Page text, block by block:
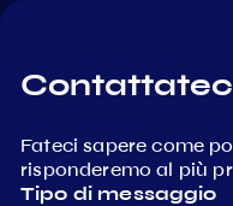
Fateci sapere come
risponderemo al più
Tipo di messaggio